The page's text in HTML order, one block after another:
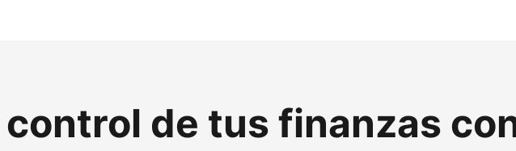
control de tus finanzas